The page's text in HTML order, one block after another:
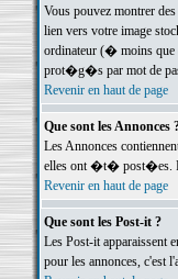
Vous pouvez montrer
lien vers votre image
ordinateur (� moins que
prot�g�s par mot de
Revenir en haut de page
Que sont les Annonces
Les Annonces
elles ont �t� post�es.
Revenir en haut de page
Que sont les Post-it ?
Les Post-it apparaissent
pour les annonces, c'est